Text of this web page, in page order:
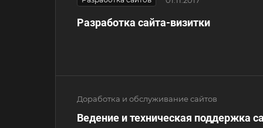
Разработка сайта-визитки
Доработка и обслуживание сайтов
Ведение и техническая поддержка